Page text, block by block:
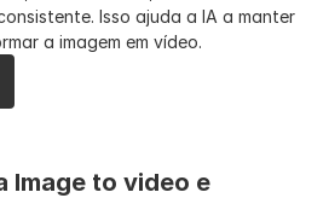
Isso ajuda a IA a manter
a imagem em vídeo.
Image to video e